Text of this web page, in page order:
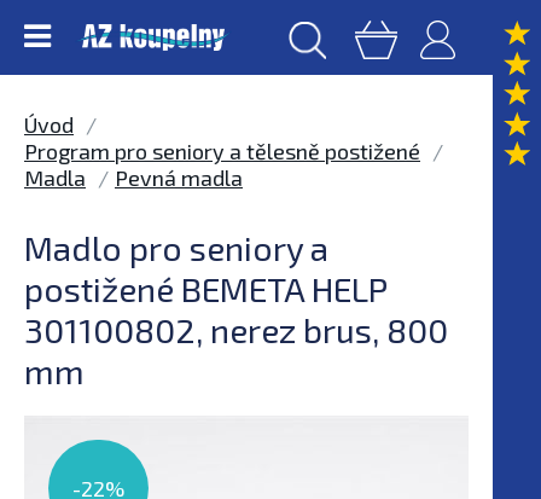
Úvod
Program pro seniory a tělesně postižené
Madla
Pevná madla
Madlo pro seniory a
postižené BEMETA HELP
301100802, nerez brus, 800
mm
-22%